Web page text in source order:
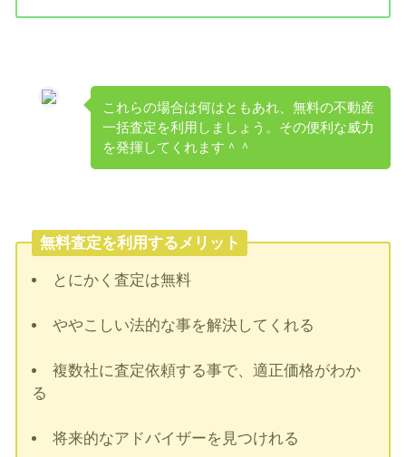
これらの場合は何はともあれ、無料の不動産
一括査定を利用しましょう。その便利な威力
を発揮してくれます＾＾
無料査定を利用するメリット
とにかく査定は無料
ややこしい法的な事を解決してくれる
複数社に査定依頼する事で、適正価格がわか
る
将来的なアドバイザーを見つけれる